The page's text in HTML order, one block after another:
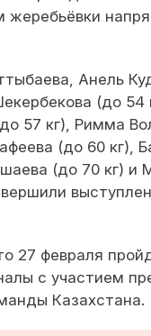
жеребьёвки
Анель
(до 54
57 кг), Римма
(до 60 кг),
(до 70 кг) и
27 февраля
с участием
Казахстана.